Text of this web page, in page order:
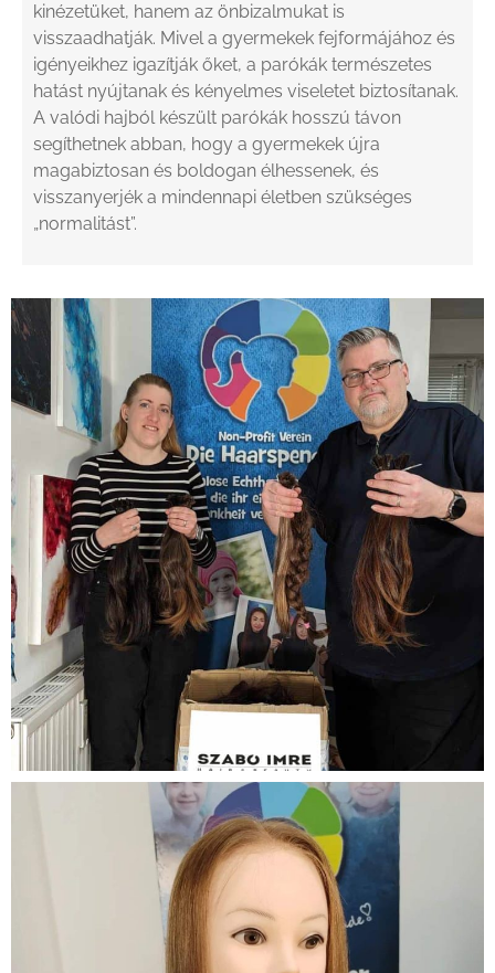
kinézetüket, hanem az önbizalmukat is
visszaadhatják. Mivel a gyermekek fejformájához és
igényeikhez igazítják őket, a parókák természetes
hatást nyújtanak és kényelmes viseletet biztosítanak.
A valódi hajból készült parókák hosszú távon
segíthetnek abban, hogy a gyermekek újra
magabiztosan és boldogan élhessenek, és
visszanyerjék a mindennapi életben szükséges
„normalitást”.